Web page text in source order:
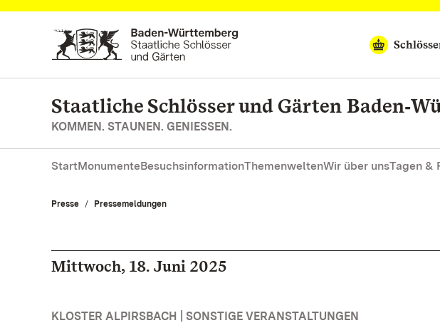
Zum Hauptinhalt springen
Staatliche Schlösser und Gärten
KOMMEN. STAUNEN. GENIESSEN.
StartMonumenteBesuchsinformationThemenweltenWir über unsTagen &
Presse Pressemeldungen
Mittwoch, 18. Juni 2025
KLOSTER ALPIRSBACH | SONSTIGE VERANSTALTUNGEN